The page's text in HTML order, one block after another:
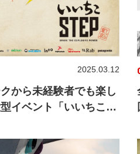
から未経験者でも楽し
イベント「いいちこ
2025.03.12